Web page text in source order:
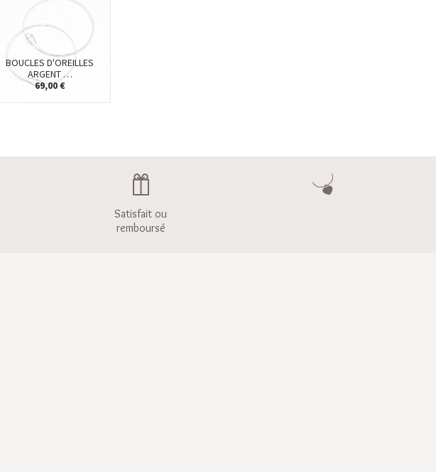
BOUCLES D'OREILLES
ARGENT …
69,00 €
Satisfait ou
remboursé